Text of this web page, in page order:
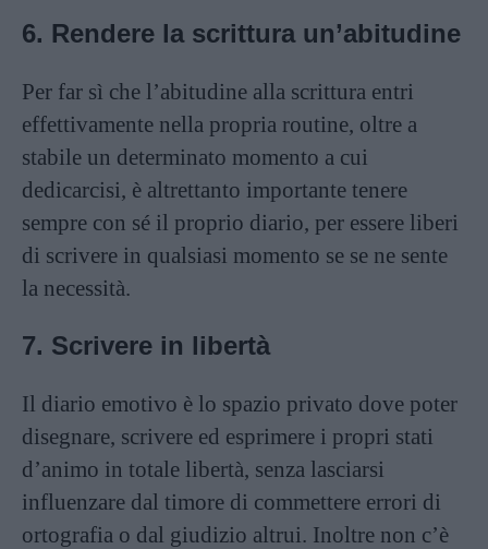
6. Rendere la scrittura un’abitudine
Per far sì che l’abitudine alla scrittura entri
effettivamente nella propria routine, oltre a
stabile un determinato momento a cui
dedicarcisi, è altrettanto importante tenere
sempre con sé il proprio diario, per essere liberi
di scrivere in qualsiasi momento se se ne sente
la necessità.
7. Scrivere in libertà
Il diario emotivo è lo spazio privato dove poter
disegnare, scrivere ed esprimere i propri stati
d’animo in totale libertà, senza lasciarsi
influenzare dal timore di commettere errori di
ortografia o dal giudizio altrui. Inoltre non c’è